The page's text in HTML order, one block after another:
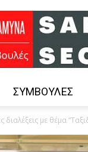
ΣΥΜΒΟΥΛΈΣ
διαλέξεις με θέμα